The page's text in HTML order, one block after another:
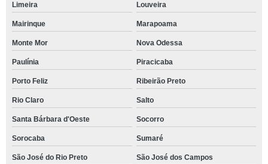
Limeira Louveira
Mairinque Marapoama
Monte Mor Nova Odessa
Paulínia Piracicaba
Porto Feliz Ribeirão Preto
Rio Claro Salto
Santa Bárbara d'Oeste Socorro
Sorocaba Sumaré
São José do Rio Preto São José dos Campos